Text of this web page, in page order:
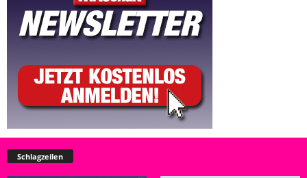
Schlagzeilen